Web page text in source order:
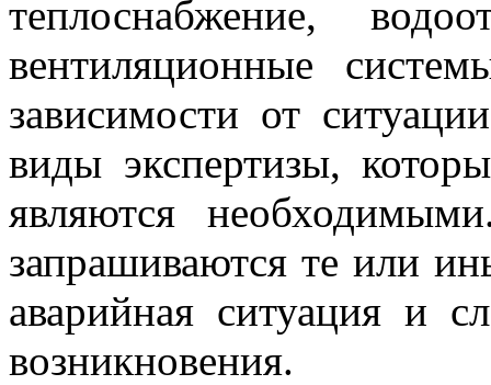
теплоснабжение,
вентиляционные
зависимости от
виды экспертизы,
являются
запрашиваются те или
аварийная ситуация и
возникновения.